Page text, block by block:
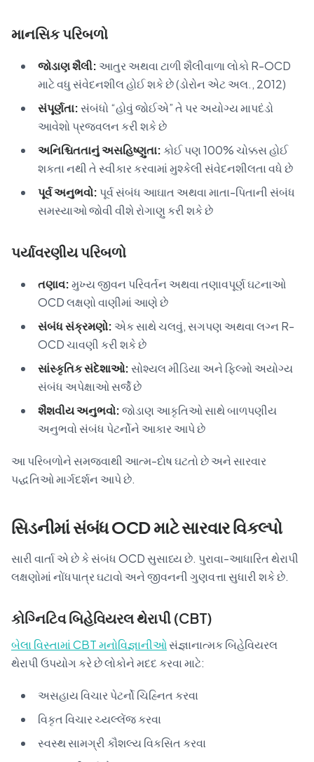
માનસિક પરિબળો
જોડાણ શૈલી: આતુર અથવા ટાળી શૈલીવાળા લોકો R-OCD
માટે વધુ સંવેદનશીલ હોઈ શકે છે (ડોરોન એટ અલ., 2012)
સંપૂર્ણતા:સંબંધો “હોવું જોઈએ” તે પર અયોગ્ય માપદંડો
આવેશો પ્રજ્વલન કરી શકે છે
અનિશ્ચિતતાનું અસહિષ્ણુતા: કોઈ પણ 100% ચોક્કસ હોઈ
શકતા નથી તે સ્વીકાર કરવામાં મુશ્કેલી સંવેદનશીલતા વધે છે
પૂર્વ અનુભવો: પૂર્વ સંબંધ આઘાત અથવા માતા-પિતાની સંબંધ
સમસ્યાઓ જોવી વીશે રોગાણુ કરી શકે છે
પર્યાવરણીય પરિબળો
તણાવ:મુખ્ય જીવન પરિવર્તન અથવા તણાવપૂર્ણ ઘટનાઓ
OCD લક્ષણો વાણીમાં આણે છે
સંબંધ સંક્રમણો: એક સાથે ચલવું, સગપણ અથવા લગ્ન R-
OCD ચાવણી કરી શકે છે
સાંસ્કૃતિક સંદેશાઓ:સોશ્યલ મીડિયા અને ફિલ્મો અયોગ્ય
સંબંધ અપેક્ષાઓ સર્જે છે
શૈશવીય અનુભવો:જોડાણ આકૃતિઓ સાથે બાળપણીય
અનુભવો સંબંધ પેટર્નોને આકાર આપે છે
આ પરિબળોને સમજવાથી આત્મ-દોષ ઘટતો છે અને સારવાર
પદ્ધતિઓ માર્ગદર્શન આપે છે.
સિડનીમાં સંબંધ OCD માટે સારવાર વિકલ્પો
સારી વાર્તા એ છે કે સંબંધ OCD સુસાધ્ય છે. પુરાવા-આધારિત થેરાપી
લક્ષણોમાં નોંધપાત્ર ઘટાવો અને જીવનની ગુણવત્તા સુધારી શકે છે.
કોગ્નિટિવ બિહેવિયરલ થેરાપી (CBT)
બેલા વિસ્તામાં CBT મનોવિજ્ઞાનીઓસંજ્ઞાનાત્મક બિહેવિયરલ
થેરાપી ઉપયોગ કરે છે લોકોને મદદ કરવા માટે:
અસહાય વિચાર પેટર્નો ચિહ્નિત કરવા
વિકૃત વિચાર ચ્યલ્લેંજ કરવા
સ્વસ્થ સામગ્રી કૌશલ્ય વિકસિત કરવા